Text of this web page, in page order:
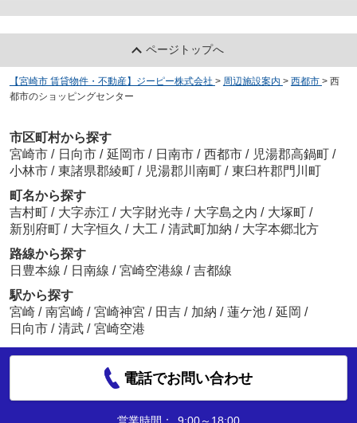
ページトップへ
【宮崎市 賃貸物件・不動産】ジーピー株式会社 > 周辺施設案内 > 西都市 > 西
都市のショッピングセンター
市区町村から探す
宮崎市 / 日向市 / 延岡市 / 日南市 / 西都市 / 児湯郡高鍋町 /
小林市 / 東諸県郡綾町 / 児湯郡川南町 / 東臼杵郡門川町
町名から探す
吉村町 / 大字赤江 / 大字財光寺 / 大字島之内 / 大塚町 /
新別府町 / 大字恒久 / 大工 / 清武町加納 / 大字本郷北方
路線から探す
日豊本線 / 日南線 / 宮崎空港線 / 吉都線
駅から探す
宮崎 / 南宮崎 / 宮崎神宮 / 田吉 / 加納 / 蓮ケ池 / 延岡 /
日向市 / 清武 / 宮崎空港
電話でお問い合わせ
営業時間： 9:00～18:00